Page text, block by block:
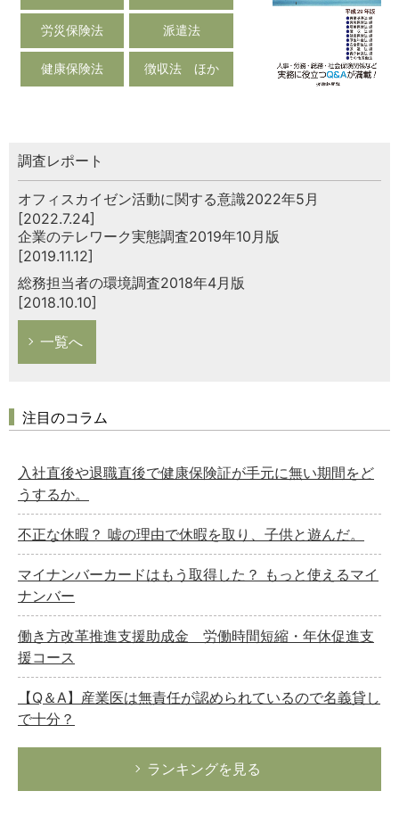
労災保険法 派遣法
健康保険法 徴収法 ほか
調査レポート
オフィスカイゼン活動に関する意識2022年5月
[2022.7.24]
企業のテレワーク実態調査2019年10月版
[2019.11.12]
総務担当者の環境調査2018年4月版
[2018.10.10]
一覧へ
注目のコラム
入社直後や退職直後で健康保険証が手元に無い期間をど
うするか。
不正な休暇？ 嘘の理由で休暇を取り、子供と遊んだ。
マイナンバーカードはもう取得した？ もっと使えるマイ
ナンバー
働き方改革推進支援助成金 労働時間短縮・年休促進支
援コース
【Q＆A】産業医は無責任が認められているので名義貸し
で十分？
ランキングを見る